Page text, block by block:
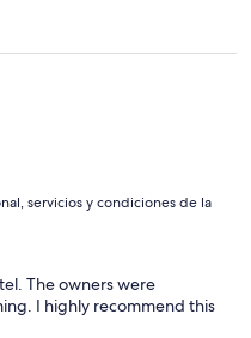
servicios y condiciones de la
The owners were
I highly recommend this